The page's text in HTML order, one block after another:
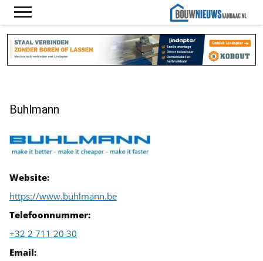
Buhlmann
Website:
https://www.buhlmann.be
Telefoonnummer:
+32 2 711 20 30
Email: